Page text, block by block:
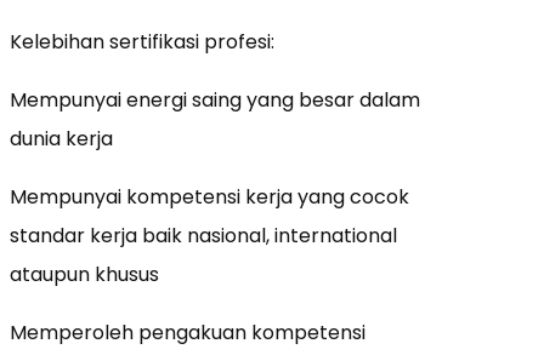
Kelebihan sertifikasi profesi:
Mempunyai energi saing yang besar dalam
dunia kerja
Mempunyai kompetensi kerja yang cocok
standar kerja baik nasional, international
ataupun khusus
Memperoleh pengakuan kompetensi